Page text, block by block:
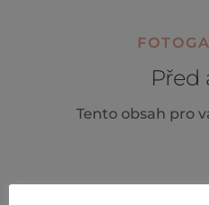
Před
Tento obsah pro